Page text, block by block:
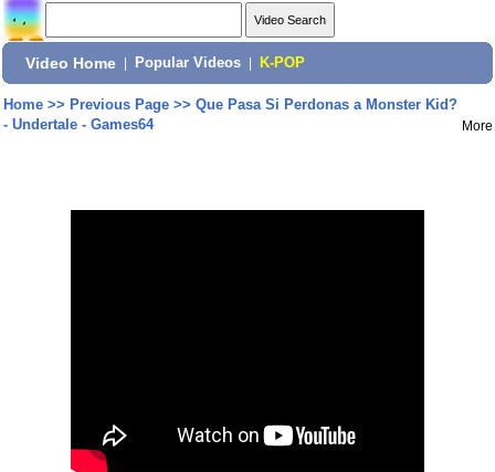
Video Home Popular Videos K-POP
Home>> Previous Page>> Que Pasa Si Perdonas a Monster Kid?
- Undertale - Games64
More